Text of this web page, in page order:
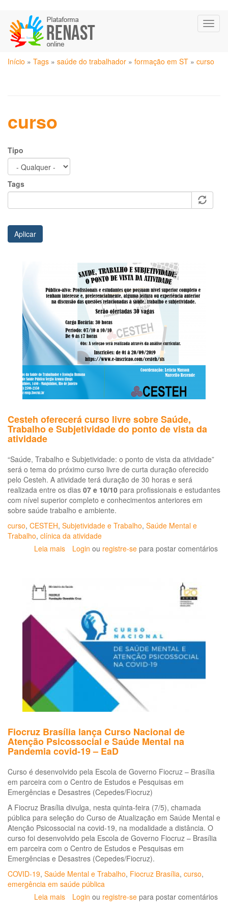
para
conteúdo
principal
Você
Início » Tags » saúde do trabalhador » formação em ST » curso
curso
Tipo
Tags
Aplicar
Cesteh oferecerá curso livre sobre Saúde,
Trabalho e Subjetividade do ponto de vista da
atividade
“Saúde, Trabalho e Subjetividade: o ponto de vista da atividade”
será o tema do próximo curso livre de curta duração oferecido
pelo Cesteh. A atividade terá duração de 30 horas e será
realizada entre os dias 07 e 10/10 para profissionais e estudantes
com nível superior completo e conhecimentos anteriores em
sobre saúde trabalho e ambiente.
curso, CESTEH, Subjetividade e Trabalho, Saúde Mental e
Trabalho, clínica da atividade
Leia mais sobre
livre
sobre
Saúde,
Trabalho
e
Subjetividade
do
ponto
de
Login ou registre-se para postar comentários
Fiocruz Brasília lança Curso Nacional de
Atenção Psicossocial e Saúde Mental na
Pandemia covid-19 – EaD
Curso é desenvolvido pela Escola de Governo Fiocruz – Brasília
em parceira com o Centro de Estudos e Pesquisas em
Emergências e Desastres (Cepedes/Fiocruz)
A Fiocruz Brasília divulga, nesta quinta-feira (7/5), chamada
pública para seleção do Curso de Atualização em Saúde Mental e
Atenção Psicossocial na covid-19, na modalidade a distância. O
curso foi desenvolvido pela Escola de Governo Fiocruz – Brasília
em parceira com o Centro de Estudos e Pesquisas em
Emergências e Desastres (Cepedes/Fiocruz).
COVID-19, Saúde Mental e Trabalho, Fiocruz Brasília, curso,
emergência em saúde pública
Leia mais sobre
Login ou registre-se para postar comentários